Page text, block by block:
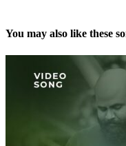
You may also like these